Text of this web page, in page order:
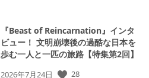
『Beast of Reincarnation』インタ
ビュー！ 文明崩壊後の過酷な日本を
歩む一人と一匹の旅路【特集第2回】
公
2026年7月24日 28